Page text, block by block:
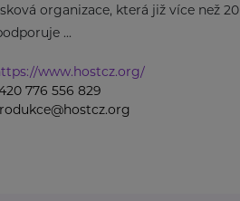
organizace, která již více než 20
...
www.hostcz.org/
776 556 829